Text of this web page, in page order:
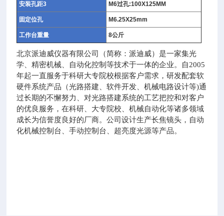
安装孔距3 M6过孔:100X125MM
固定位孔 M6.25X25mm
工作台重量 8公斤
北京派迪威仪器有限公司（简称：派迪威）是一家集光
学、精密机械、自动化控制等技术于一体的企业。自2005
年起一直服务于科研大专院校根据客户需求，研发配套软
硬件系统产品（光路搭建、软件开发、机械电路设计等)通
过长期的不懈努力、对光路搭建系统的工艺把控和对客户
的优良服务，在科研、大专院校、机械自动化等诸多领域
成长为信誉度良好的厂商。公司设计生产长焦镜头，自动
化机械控制台、手动控制台、超亮度光源等产品。